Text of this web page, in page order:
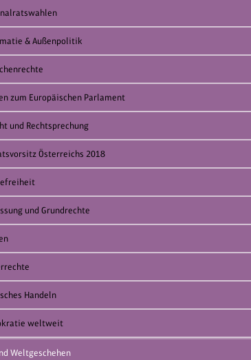
& Außenpolitik
zum Europäischen Parlament
und Rechtsprechung
Österreichs 2018
und Grundrechte
Handeln
weltweit
Weltgeschehen